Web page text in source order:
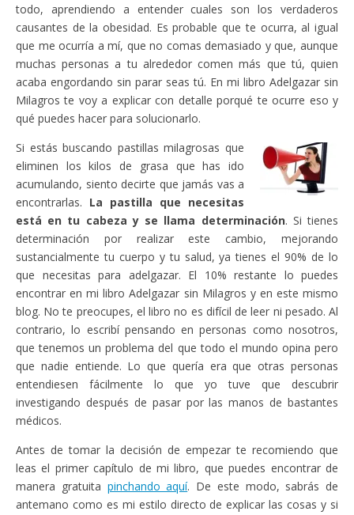
todo, aprendiendo a entender cuales son los verdaderos
causantes de la obesidad. Es probable que te ocurra, al igual
que me ocurría a mí, que no comas demasiado y que, aunque
muchas personas a tu alrededor comen más que tú, quien
acaba engordando sin parar seas tú. En mi libro Adelgazar sin
Milagros te voy a explicar con detalle porqué te ocurre eso y
qué puedes hacer para solucionarlo.
Si estás buscando pastillas milagrosas que
eliminen los kilos de grasa que has ido
acumulando, siento decirte que jamás vas a
encontrarlas. La pastilla que necesitas
está en tu cabeza y se llama determinación. Si tienes
determinación por realizar este cambio, mejorando
sustancialmente tu cuerpo y tu salud, ya tienes el 90% de lo
que necesitas para adelgazar. El 10% restante lo puedes
encontrar en mi libro Adelgazar sin Milagros y en este mismo
blog. No te preocupes, el libro no es difícil de leer ni pesado. Al
contrario, lo escribí pensando en personas como nosotros,
que tenemos un problema del que todo el mundo opina pero
que nadie entiende. Lo que quería era que otras personas
entendiesen fácilmente lo que yo tuve que descubrir
investigando después de pasar por las manos de bastantes
médicos.
Antes de tomar la decisión de empezar te recomiendo que
leas el primer capítulo de mi libro, que puedes encontrar de
manera gratuita pinchando aquí. De este modo, sabrás de
antemano como es mi estilo directo de explicar las cosas y si